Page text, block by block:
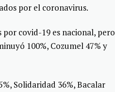
por el coronavirus.
covid-19 es nacional, pero
100%, Cozumel 47% y
Solidaridad 36%, Bacalar